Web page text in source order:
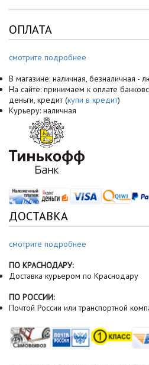
ОПЛАТА
смотрите подробнее
В магазине: наличная, безналичная -
На сайте: принимаем к оплате
деньги, кредит (купи в кредит)
Курьеру: наличная
ДОСТАВКА
смотрите подробнее
ПО КРАСНОДАРУ:
Доставка курьером по Краснодару
ПО РОССИИ:
Почтой России или транспортной